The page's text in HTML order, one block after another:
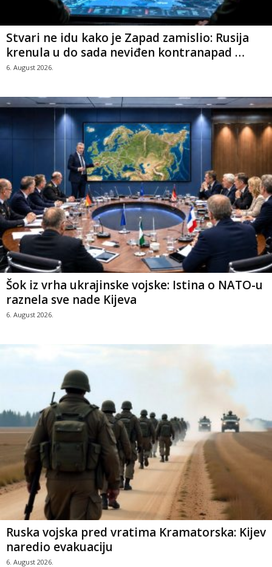
Stvari ne idu kako je Zapad zamislio: Rusija
krenula u do sada neviđen kontranapad …
6. August 2026.
Šok iz vrha ukrajinske vojske: Istina o NATO-u
raznela sve nade Kijeva
6. August 2026.
Ruska vojska pred vratima Kramatorska: Kijev
naredio evakuaciju
6. August 2026.